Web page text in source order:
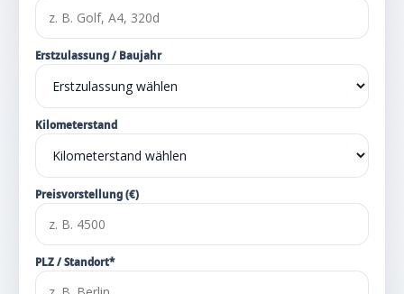
Erstzulassung / Baujahr
Kilometerstand
Preisvorstellung (€)
PLZ / Standort*